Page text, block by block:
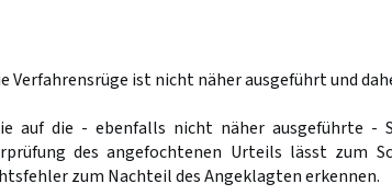
Verfahrensrüge ist nicht näher ausgeführt und
auf die - ebenfalls nicht näher ausgeführte -
des angefochtenen Urteils lässt zum
zum Nachteil des Angeklagten erkennen.